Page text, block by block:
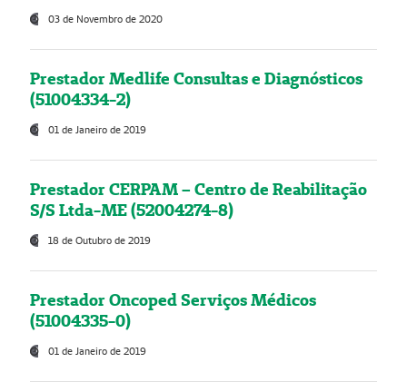
03 de Novembro de 2020
Prestador Medlife Consultas e Diagnósticos
(51004334-2)
01 de Janeiro de 2019
Prestador CERPAM – Centro de Reabilitação
S/S Ltda-ME (52004274-8)
18 de Outubro de 2019
Prestador Oncoped Serviços Médicos
(51004335-0)
01 de Janeiro de 2019